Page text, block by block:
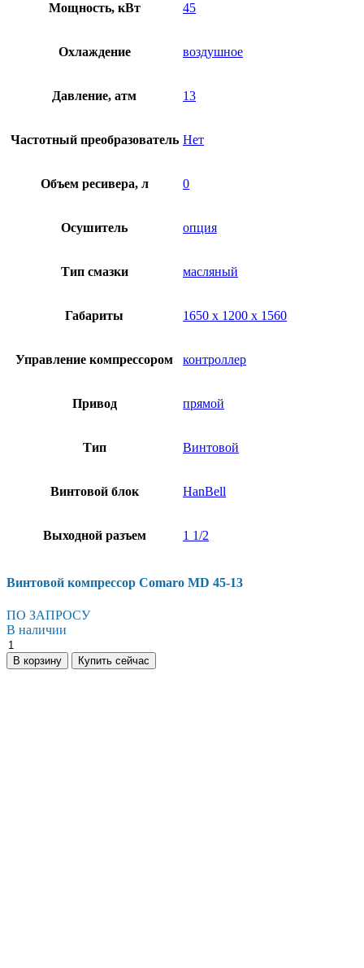
Мощность, кВт 45
Охлаждение воздушное
Давление, атм 13
Частотный преобразователь Нет
Объем ресивера, л 0
Осушитель опция
Тип смазки масляный
Габариты 1650 x 1200 x 1560
Управление компрессором контроллер
Привод прямой
Тип Винтовой
Винтовой блок HanBell
Выходной разъем 1 1/2
Винтовой компрессор Comaro MD 45-13
ПО ЗАПРОСУ
В наличии
Винтовой
компрессор
Comaro
В корзину Купить сейчас